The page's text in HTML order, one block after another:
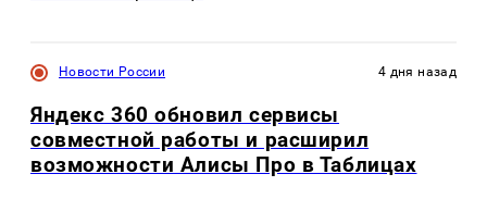
Новости России 4 дня назад
Яндекс 360 обновил сервисы
совместной работы и расширил
возможности Алисы Про в Таблицах